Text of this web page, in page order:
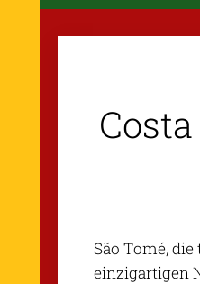
São Tomé,
einzigartigen